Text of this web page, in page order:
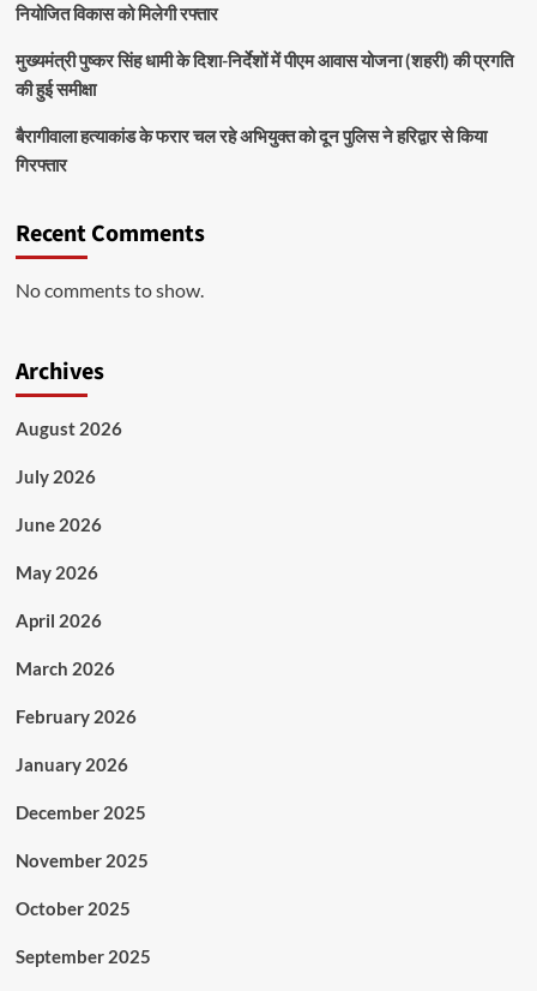
नियोजित विकास को मिलेगी रफ्तार
मुख्यमंत्री पुष्कर सिंह धामी के दिशा-निर्देशों में पीएम आवास योजना (शहरी) की प्रगति
की हुई समीक्षा
बैरागीवाला हत्याकांड के फरार चल रहे अभियुक्त को दून पुलिस ने हरिद्वार से किया
गिरफ्तार
Recent Comments
No comments to show.
Archives
August 2026
July 2026
June 2026
May 2026
April 2026
March 2026
February 2026
January 2026
December 2025
November 2025
October 2025
September 2025